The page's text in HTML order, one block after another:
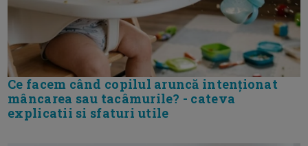
Ce facem când copilul aruncă intenționat
mâncarea sau tacâmurile? - cateva
explicatii si sfaturi utile